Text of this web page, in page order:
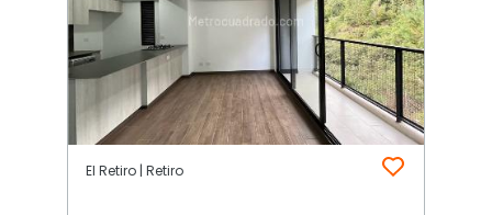
El Retiro | Retiro